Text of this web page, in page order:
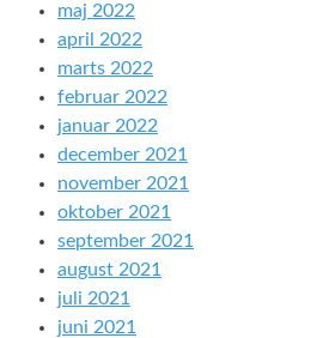
maj 2022
april 2022
marts 2022
februar 2022
januar 2022
december 2021
november 2021
oktober 2021
september 2021
august 2021
juli 2021
juni 2021